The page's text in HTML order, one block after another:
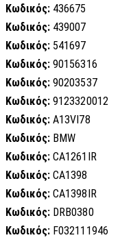
Κωδικός: 436675
Κωδικός: 439007
Κωδικός: 541697
Κωδικός: 90156316
Κωδικός: 90203537
Κωδικός: 9123320012
Κωδικός: A13VI78
Κωδικός: BMW
Κωδικός: CA1261IR
Κωδικός: CA1398
Κωδικός: CA1398IR
Κωδικός: DRB0380
Κωδικός: F032111946